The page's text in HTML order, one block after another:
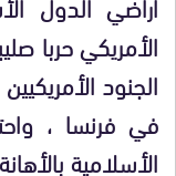
الأمريكي حربا
الجنود
في فرنسا ،
الأسلامية